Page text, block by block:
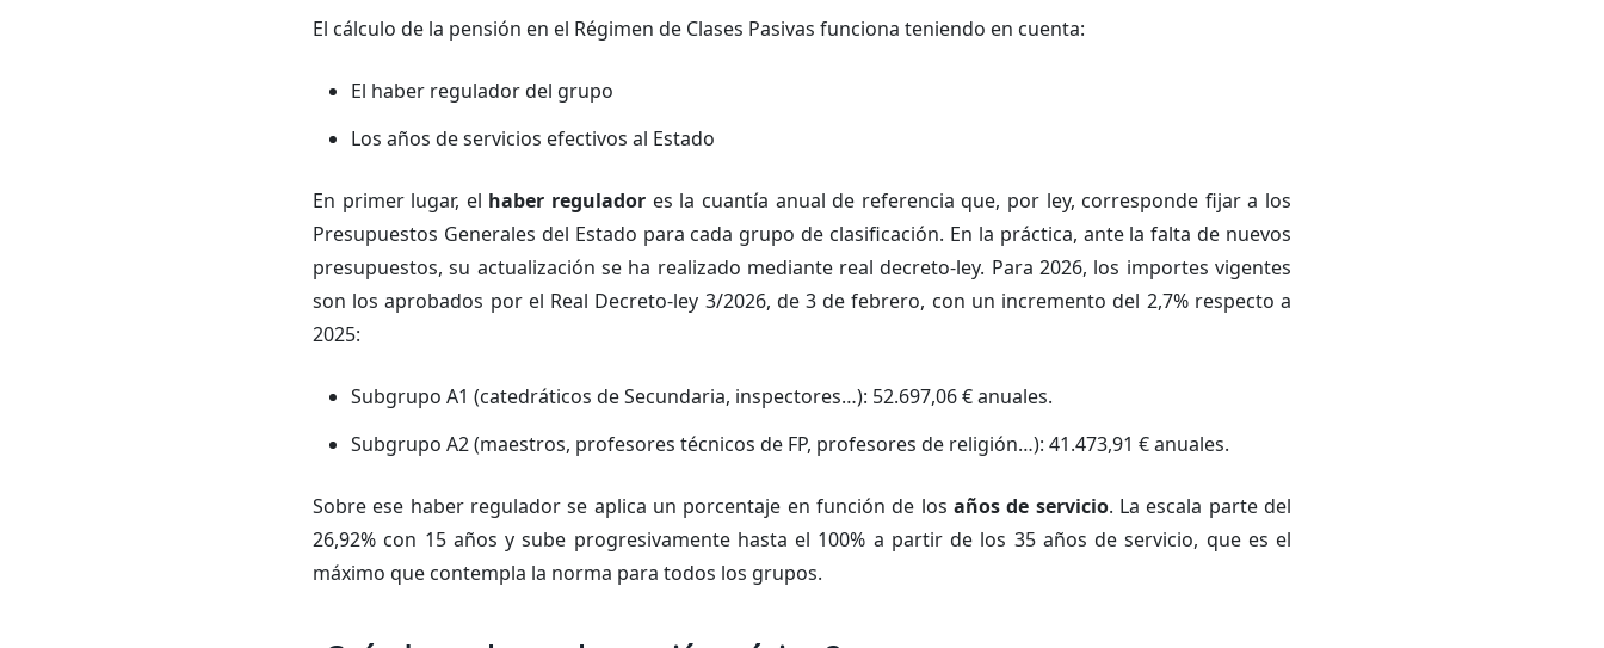
El cálculo de la pensión en el Régimen de Clases Pasivas funciona teniendo en cuenta:
El haber regulador del grupo
Los años de servicios efectivos al Estado
En primer lugar, el haber regulador es la cuantía anual de referencia que, por ley, corresponde fijar a los
Presupuestos Generales del Estado para cada grupo de clasificación. En la práctica, ante la falta de nuevos
presupuestos, su actualización se ha realizado mediante real decreto-ley. Para 2026, los importes vigentes
son los aprobados por el Real Decreto-ley 3/2026, de 3 de febrero, con un incremento del 2,7% respecto a
2025:
Subgrupo A1 (catedráticos de Secundaria, inspectores…): 52.697,06 € anuales.
Subgrupo A2 (maestros, profesores técnicos de FP, profesores de religión…): 41.473,91 € anuales.
Sobre ese haber regulador se aplica un porcentaje en función de los años de servicio. La escala parte del
26,92% con 15 años y sube progresivamente hasta el 100% a partir de los 35 años de servicio, que es el
máximo que contempla la norma para todos los grupos.